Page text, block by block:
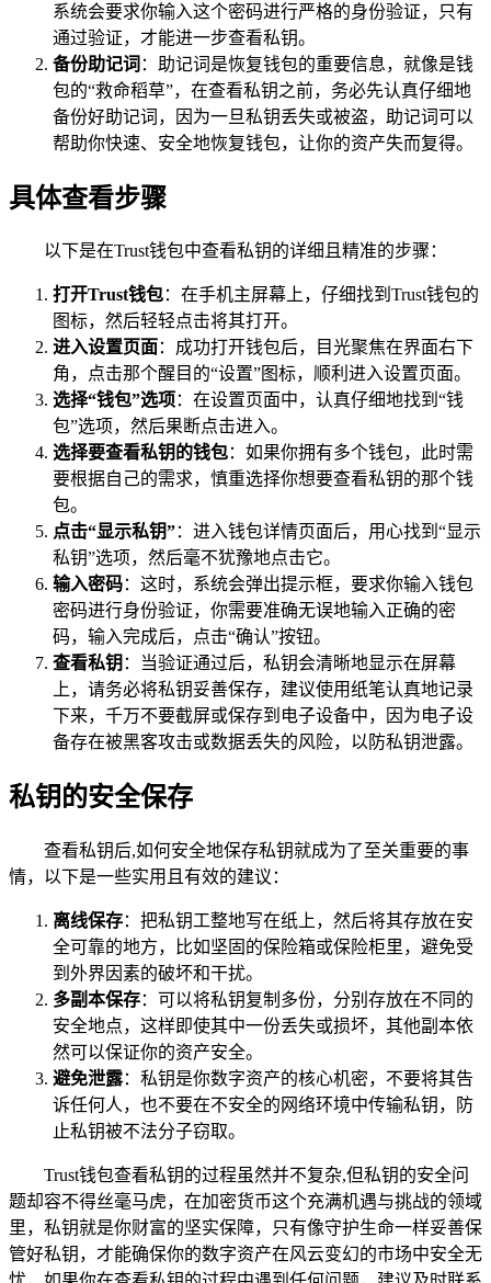
系统会要求你输入这个密码进行严格的身份验证，只有
通过验证，才能进一步查看私钥。
备份助记词 ：助记词是恢复钱包的重要信息，就像是钱
包的“救命稻草”，在查看私钥之前，务必先认真仔细地
备份好助记词，因为一旦私钥丢失或被盗，助记词可以
帮助你快速、安全地恢复钱包，让你的资产失而复得。
具体查看步骤
以下是在Trust钱包中查看私钥的详细且精准的步骤：
打开Trust钱包：在手机主屏幕上，仔细找到Trust钱包的
图标，然后轻轻点击将其打开。
进入设置页面：成功打开钱包后，目光聚焦在界面右下
角，点击那个醒目的“设置”图标，顺利进入设置页面。
选择“钱包”选项：在设置页面中，认真仔细地找到“钱
包”选项，然后果断点击进入。
选择要查看私钥的钱包：如果你拥有多个钱包，此时需
要根据自己的需求，慎重选择你想要查看私钥的那个钱
包。
点击“显示私钥”：进入钱包详情页面后，用心找到“显示
私钥”选项，然后毫不犹豫地点击它。
输入密码：这时，系统会弹出提示框，要求你输入钱包
密码进行身份验证，你需要准确无误地输入正确的密
码，输入完成后，点击“确认”按钮。
查看私钥 ：当验证通过后，私钥会清晰地显示在屏幕
上，请务必将私钥妥善保存，建议使用纸笔认真地记录
下来，千万不要截屏或保存到电子设备中，因为电子设
备存在被黑客攻击或数据丢失的风险，以防私钥泄露。
私钥的安全保存
查看私钥后,如何安全地保存私钥就成为了至关重要的事
情，以下是一些实用且有效的建议：
离线保存：把私钥工整地写在纸上，然后将其存放在安
全可靠的地方，比如坚固的保险箱或保险柜里，避免受
到外界因素的破坏和干扰。
多副本保存：可以将私钥复制多份，分别存放在不同的
安全地点，这样即使其中一份丢失或损坏，其他副本依
然可以保证你的资产安全。
避免泄露：私钥是你数字资产的核心机密，不要将其告
诉任何人，也不要在不安全的网络环境中传输私钥，防
止私钥被不法分子窃取。
Trust钱包查看私钥的过程虽然并不复杂,但私钥的安全问
题却容不得丝毫马虎，在加密货币这个充满机遇与挑战的领域
里，私钥就是你财富的坚实保障，只有像守护生命一样妥善保
管好私钥，才能确保你的数字资产在风云变幻的市场中安全无